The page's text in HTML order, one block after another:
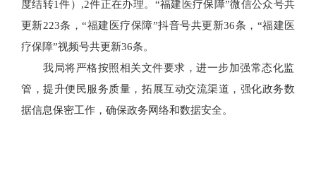
度结转1件）,2件正在办理。“福建医疗保障”微信公众号共
更新223条，“福建医疗保障”抖音号共更新36条，“福建医
疗保障”视频号共更新36条。
我局将严格按照相关文件要求，进一步加强常态化监
管，提升便民服务质量，拓展互动交流渠道，强化政务数
据信息保密工作，确保政务网络和数据安全。